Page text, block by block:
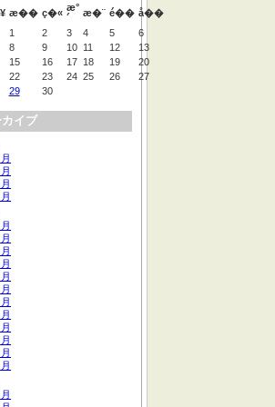
æ�� ç�« æ°
´
æ�¨ é�� å��
1
2 3 4 5
6
8 9 10 11 12
13
15 16 17 18 19
20
22 23 24 25 26
27
29 30
イブ